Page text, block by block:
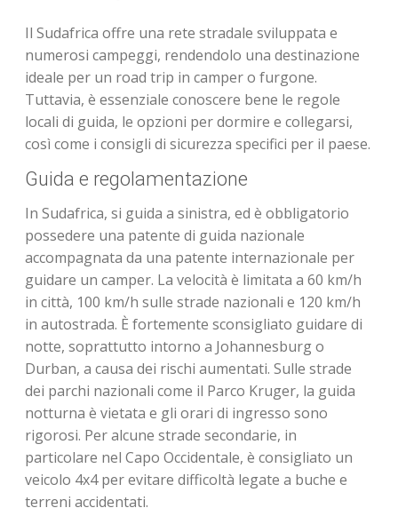
Il Sudafrica offre una rete stradale sviluppata e
numerosi campeggi, rendendolo una destinazione
ideale per un road trip in camper o furgone.
Tuttavia, è essenziale conoscere bene le regole
locali di guida, le opzioni per dormire e collegarsi,
così come i consigli di sicurezza specifici per il paese.
Guida e regolamentazione
In Sudafrica, si guida a sinistra, ed è obbligatorio
possedere una patente di guida nazionale
accompagnata da una patente internazionale per
guidare un camper. La velocità è limitata a 60 km/h
in città, 100 km/h sulle strade nazionali e 120 km/h
in autostrada. È fortemente sconsigliato guidare di
notte, soprattutto intorno a Johannesburg o
Durban, a causa dei rischi aumentati. Sulle strade
dei parchi nazionali come il Parco Kruger, la guida
notturna è vietata e gli orari di ingresso sono
rigorosi. Per alcune strade secondarie, in
particolare nel Capo Occidentale, è consigliato un
veicolo 4x4 per evitare difficoltà legate a buche e
terreni accidentati.